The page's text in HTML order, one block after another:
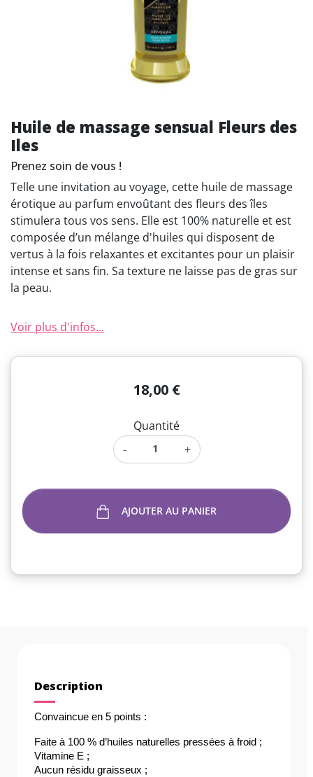
Huile de massage sensual Fleurs des
Iles
Prenez soin de vous !
Telle une invitation au voyage, cette huile de massage
érotique au parfum envoûtant des fleurs des îles
stimulera tous vos sens. Elle est 100% naturelle et est
composée d’un mélange d'huiles qui disposent de
vertus à la fois relaxantes et excitantes pour un plaisir
intense et sans fin. Sa texture ne laisse pas de gras sur
la peau.
Voir plus d'infos...
18,00 €
Quantité
-
+
AJOUTER AU PANIER
Description
Convaincue en 5 points :
Faite à 100 % d’huiles naturelles pressées à froid ;
Vitamine E ;
Aucun résidu graisseux ;